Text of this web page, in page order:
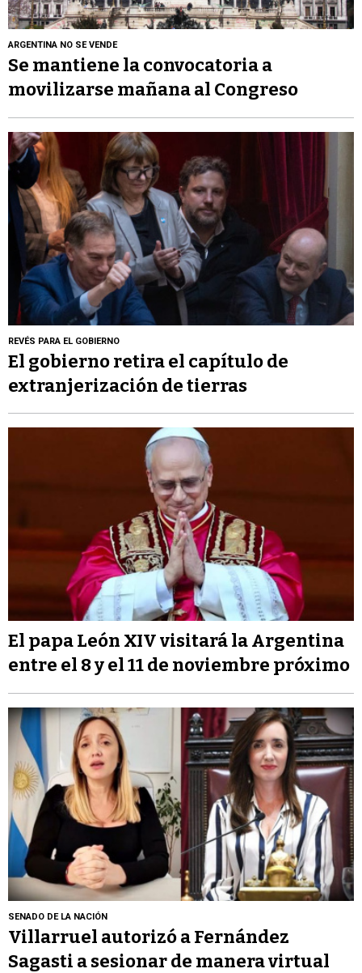
ARGENTINA NO SE VENDE
Se mantiene la convocatoria a
movilizarse mañana al Congreso
REVÉS PARA EL GOBIERNO
El gobierno retira el capítulo de
extranjerización de tierras
El papa León XIV visitará la Argentina
entre el 8 y el 11 de noviembre próximo
SENADO DE LA NACIÓN
Villarruel autorizó a Fernández
Sagasti a sesionar de manera virtual